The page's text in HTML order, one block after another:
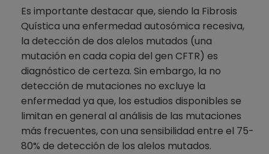
Es importante destacar que, siendo la Fibrosis
Quística una enfermedad autosómica recesiva,
la detección de dos alelos mutados (una
mutación en cada copia del gen CFTR) es
diagnóstico de certeza. Sin embargo, la no
detección de mutaciones no excluye la
enfermedad ya que, los estudios disponibles se
limitan en general al análisis de las mutaciones
más frecuentes, con una sensibilidad entre el 75-
80% de detección de los alelos mutados.